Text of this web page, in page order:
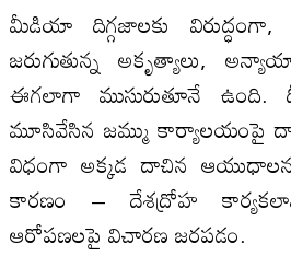
మీడియా దిగ్గజాలకు
జరుగుతున్న అకృత్యాలు,
ఈగలాగా ముసురుతూనే
మూసివేసిన జమ్ము కార్యాలయంపై
విధంగా అక్కడ దాచిన
కారణం – దేశద్రోహ
ఆరోపణలపై విచారణ జరపడం.